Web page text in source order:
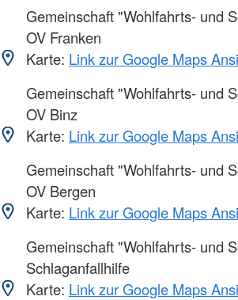
Gemeinschaft "Wohlfahrts- und
OV Franken
Karte: Link zur Google Maps
Gemeinschaft "Wohlfahrts- und
OV Binz
Karte: Link zur Google Maps
Gemeinschaft "Wohlfahrts- und
OV Bergen
Karte: Link zur Google Maps
Gemeinschaft "Wohlfahrts- und
Schlaganfallhilfe
Karte: Link zur Google Maps